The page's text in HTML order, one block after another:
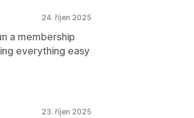
24. říjen 2025
a membership
everything easy
23. říjen 2025